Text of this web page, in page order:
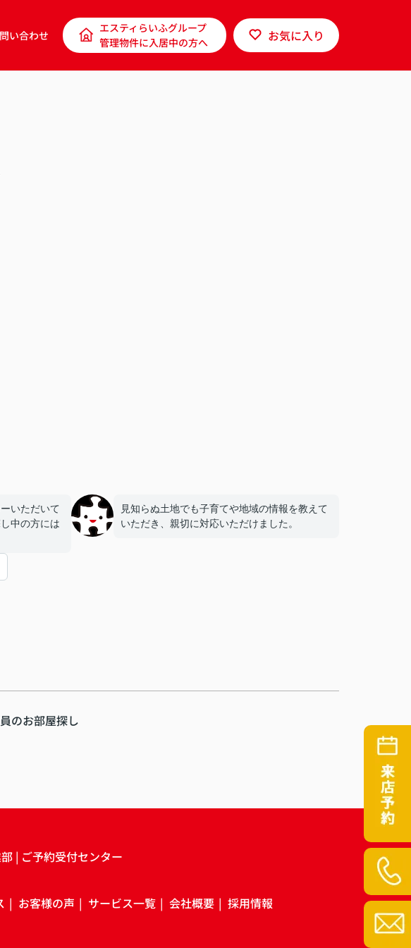
い合わせ
エスティらいふグループ
管理物件に入居中の方へ
お気に入り
いただいて
中の方には
見知らぬ土地でも子育てや地域の情報を教えて
いただき、親切に対応いただけました。
のお部屋探し
ご予約受付センター
お客様の声 サービス一覧 会社概要
採用情報